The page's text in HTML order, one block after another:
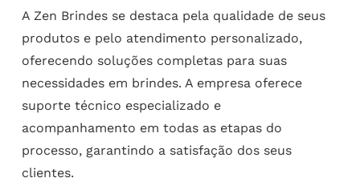
A Zen Brindes se destaca pela qualidade de seus
produtos e pelo atendimento personalizado,
oferecendo soluções completas para suas
necessidades em brindes. A empresa oferece
suporte técnico especializado e
acompanhamento em todas as etapas do
processo, garantindo a satisfação dos seus
clientes.